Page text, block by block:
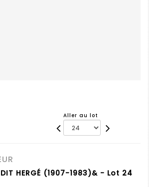
Aller au lot
DIT HERGÉ (1907-1983)& - Lot 24